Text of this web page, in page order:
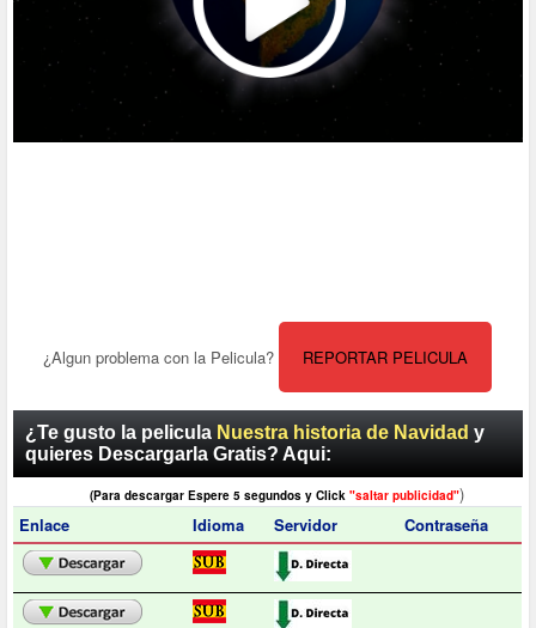
¿Algun problema con la Pelicula? REPORTAR PELICULA
¿Te gusto la pelicula Nuestra historia de Navidad y
quieres Descargarla Gratis? Aqui:
(Para descargar Espere 5 segundos y Click "saltar publicidad")
Enlace
Idioma Servidor Contraseña